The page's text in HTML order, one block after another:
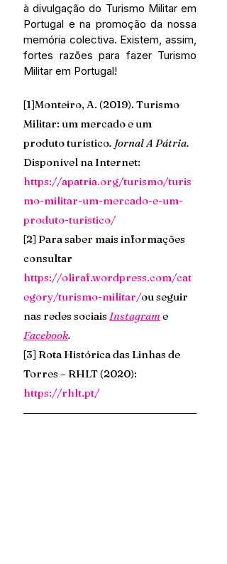
à divulgação do Turismo Militar em
Portugal e na promoção da nossa
memória colectiva. Existem, assim,
fortes razões para fazer Turismo
Militar em Portugal!
[1]Monteiro, A. (2019). Turismo
Militar: um mercado e um
produto turístico. Jornal A Pátria.
Disponível na Internet:
https://apatria.org/turismo/turis
mo-militar-um-mercado-e-um-
produto-turistico/
[2] Para saber mais informações
consultar
https://oliraf.wordpress.com/cat
egory/turismo-militar/ou seguir
nas redes sociais Instagram e
Facebook.
[3] Rota Histórica das Linhas de
Torres – RHLT (2020):
https://rhlt.pt/